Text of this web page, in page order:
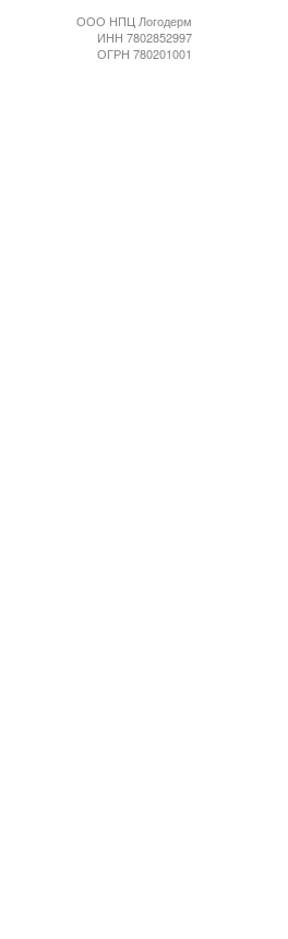
ООО НПЦ Логодерм
ИНН 7802852997
ОГРН 780201001